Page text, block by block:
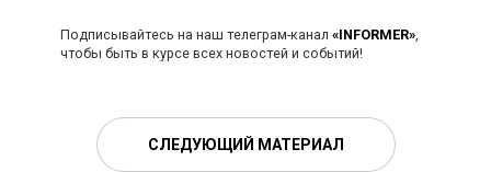
Подписывайтесь на наш телеграм-канал «INFORMER»,
чтобы быть в курсе всех новостей и событий!
СЛЕДУЮЩИЙ МАТЕРИАЛ